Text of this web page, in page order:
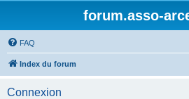
forum.asso-
FAQ
Index du forum
Connexion